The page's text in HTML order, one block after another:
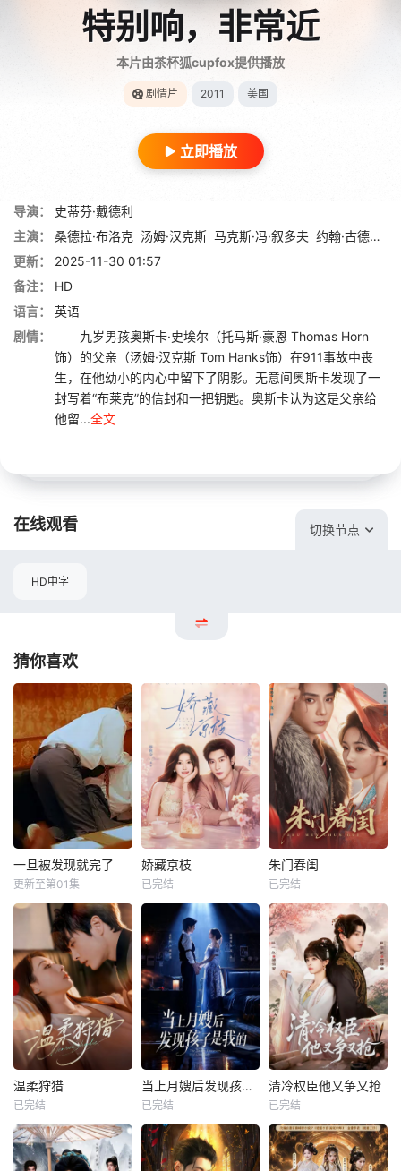
特别响，非常近
本片由茶杯狐cupfox提供播放
剧情片 2011 美国
立即播放
导演：
史蒂芬·戴德利
主演：
桑德拉·布洛克 汤姆·汉克斯 马克斯·冯·叙多夫 约翰·古德曼
更新：
2025-11-30 01:57
备注：
HD
语言：
英语
剧情：
九岁男孩奥斯卡·史埃尔（托马斯·豪恩 Thomas Horn
饰）的父亲（汤姆·汉克斯 Tom Hanks饰）在911事故中丧
生，在他幼小的内心中留下了阴影。无意间奥斯卡发现了一
封写着“布莱克”的信封和一把钥匙。奥斯卡认为这是父亲给
他留...全文
在线观看 切换节点
HD中字
猜你喜欢
一旦被发现就完了
更新至第01集
娇藏京枝
已完结
朱门春闺
已完结
温柔狩猎
已完结
当上月嫂后发现孩子是我的
已完结
清冷权臣他又争又抢
已完结